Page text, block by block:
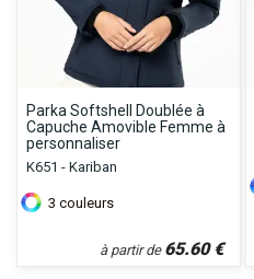
Parka Softshell Doublée à
Capuche Amovible Femme à
personnaliser
K651 - Kariban
3 couleurs
à partir de 65.60€